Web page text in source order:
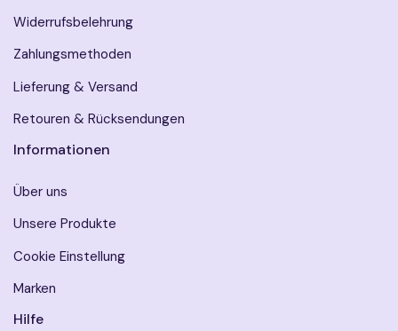
Widerrufsbelehrung
Zahlungsmethoden
Lieferung & Versand
Retouren & Rücksendungen
Informationen
Über uns
Unsere Produkte
Cookie Einstellung
Marken
Hilfe